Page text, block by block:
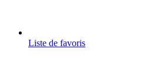
Liste de favoris